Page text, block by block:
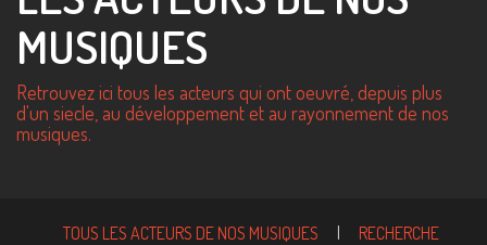
MUSIQUES
Retrouvez ici tous les acteurs qui ont oeuvré, depuis plus
d'un siecle, au développement et au rayonnement de nos
musiques.
TOUS LES ACTEURS DE NOS MUSIQUES
RECHERCHE